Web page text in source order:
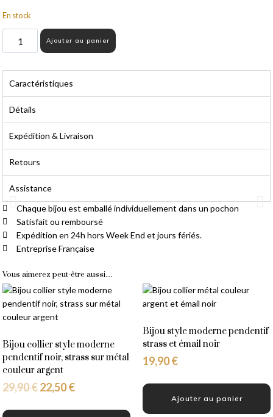
surnotation
En stock
Ajouter au panier
Caractéristiques
Détails
Expédition & Livraison
Retours
Assistance
Livraison Gratuite
Chaque bijou est emballé individuellement dans un pochon
Satisfait ou remboursé
Expédition en 24h hors Week End et jours fériés.
Entreprise Française
Vous aimerez peut-être aussi…
Bijou collier style moderne
pendentif noir, strass sur métal
couleur argent
29,90€22,50€
Bijou style moderne pendentif
strass et émail noir
19,90€
Ajouter au panier